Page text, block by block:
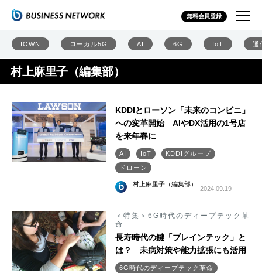
無料会員登録
IOWN ローカル5G AI 6G IoT 通
村上麻里子（編集部）
KDDIとローソン「未来のコンビニ」
への変革開始 AIやDX活用の1号店
を来年春に
AI IoT
KDDIグループ
ドローン
村上麻里子（編集部）
2024.09.19
＜特集＞6G時代のディープテック革
命
長寿時代の鍵「ブレインテック」と
は？ 未病対策や能力拡張にも活用
6G時代のディープテック革命